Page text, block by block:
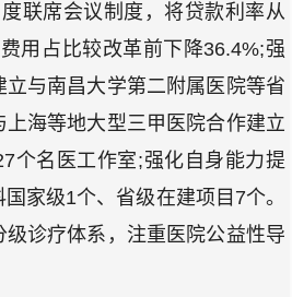
联席会议制度，将贷款利率从
用占比较改革前下降36.4%;强
与南昌大学第二附属医院等省
海等地大型三甲医院合作建立
个名医工作室;强化自身能力提
家级1个、省级在建项目7个。
诊疗体系，注重医院公益性导